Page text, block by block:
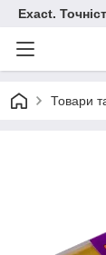
Exact.
Товари